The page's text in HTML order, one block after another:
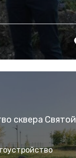
сквера Святой